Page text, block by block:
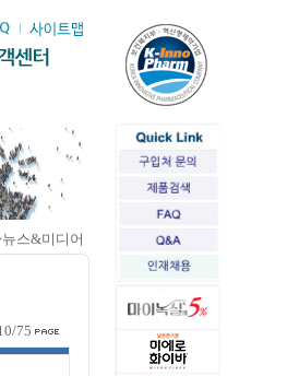
스&미디어
75